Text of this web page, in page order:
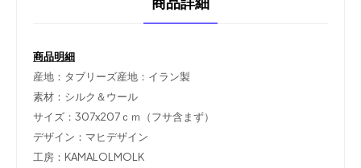
商品明細
産地：タブリーズ産地：イラン製
素材：シルク＆ウール
サイズ：307x207ｃｍ（フサ含まず）
デザイン：マヒデザイン
工房：KAMALOLMOLK